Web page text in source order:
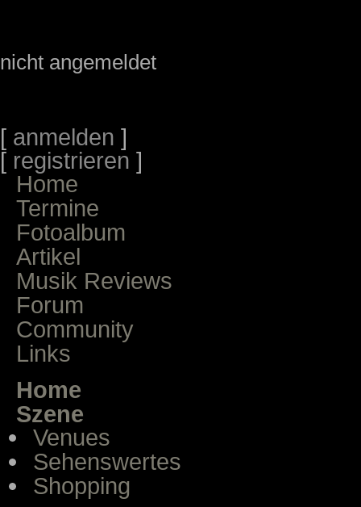
nicht angemeldet
[ anmelden ]
[ registrieren ]
Home
Termine
Fotoalbum
Artikel
Musik Reviews
Forum
Community
Links
Home
Szene
Venues
Sehenswertes
Shopping